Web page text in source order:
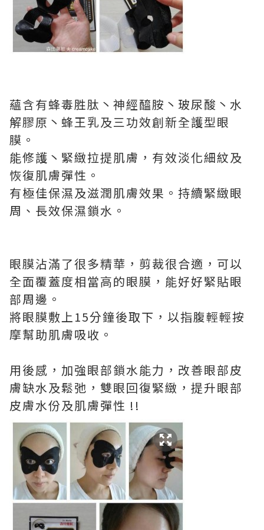
蘊含有蜂毒胜肽丶神經醯胺丶玻尿酸丶水
解膠原丶蜂王乳及三功效創新全護型眼
膜。
能修護丶緊緻拉提肌膚，有效淡化細紋及
恢復肌膚彈性。
有極佳保濕及滋潤肌膚效果。持續緊緻眼
周、長效保濕鎖水。
眼膜沾滿了很多精華，剪裁很合適，可以
全面覆蓋度相當高的眼膜，能好好緊貼眼
部周邊。
將眼膜敷上15分鐘後取下，以指腹輕輕按
摩幫助肌膚吸收。
用後感，加強眼部鎖水能力，改善眼部皮
膚缺水及鬆弛，雙眼回復緊緻，提升眼部
皮膚水份及肌膚彈性 !!